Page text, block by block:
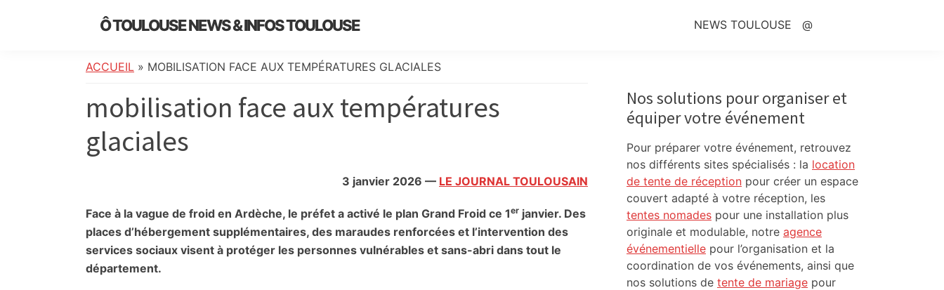
Ô TOULOUSE NEWS & INFOS TOULOUSE
de
toulousaine
info
locale,
politique,
météo,
faits
divers
et
NEWS TOULOUSE @
ACCUEIL » MOBILISATION FACE AUX TEMPÉRATURES GLACIALES
mobilisation face aux températures
glaciales
3 janvier 2026 — LE JOURNAL TOULOUSAIN
Face à la vague de froid en Ardèche, le préfet a activé le plan Grand Froid ce 1er janvier. Des
places d’hébergement supplémentaires, des maraudes renforcées et l’intervention des
services sociaux visent à protéger les personnes vulnérables et sans-abri dans tout le
département.
Sidebar
Nos solutions pour organiser et
équiper votre événement
Pour préparer votre événement, retrouvez
nos différents sites spécialisés : la location
de tente de réception pour créer un espace
couvert adapté à votre réception, les
tentes nomades pour une installation plus
originale et modulable, notre agence
événementielle pour l’organisation et la
coordination de vos événements, ainsi que
nos solutions de tente de mariage pour